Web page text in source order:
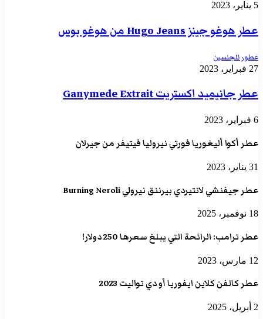
5 يناير، 2023
عطر هوغو جينز Hugo Jeans من هوغو بوس
عطور للجنسين
27 فبراير، 2023
عطر جانيميد اكستريت Ganymede Extrait
6 فبراير، 2023
عطر أكوا أليغوريا فورتي نيروليا فيتيفر من جيرلان
31 يناير، 2023
عطر جيفنشي لانتيردي بيرننق نيرولي Burning Neroli
18 نوفمبر، 2025
عطر ترامب: الرائحة التي يبلغ سعرها 250 دولار!
12 مارس، 2023
عطر كالفن كلاين ايفوريا أو دي تواليت 2023
2 أبريل، 2025